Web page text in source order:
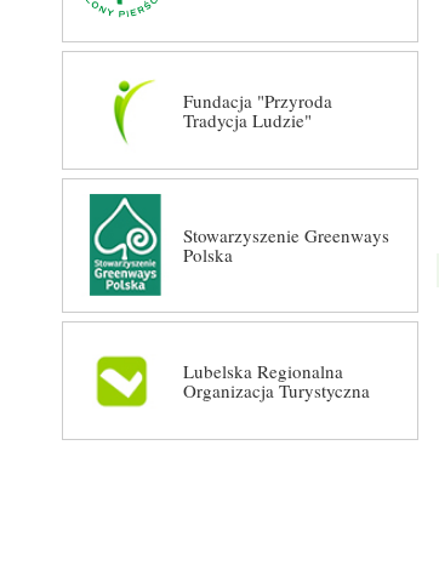
Fundacja "Przyroda
Tradycja Ludzie"
Stowarzyszenie Greenways
Polska
Lubelska Regionalna
Organizacja Turystyczna